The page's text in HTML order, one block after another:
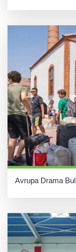
Avrupa Drama